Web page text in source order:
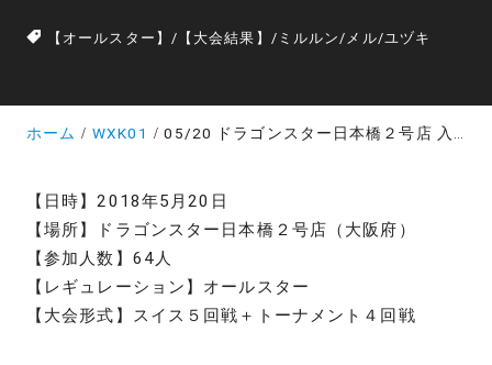
【オールスター】 / 【大会結果】 / ミルルン/ メル/ユヅキ
ホーム WXK01 05/20 ドラゴンスター日本橋２号店 入賞レシピ一覧
【日時】2018年5月20日
【場所】ドラゴンスター日本橋２号店（大阪府）
【参加人数】64人
【レギュレーション】オールスター
【大会形式】スイス５回戦＋トーナメント４回戦